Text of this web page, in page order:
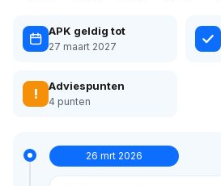
APK geldig tot
27 maart 2027
! Adviespunten
4 punten
26 mrt 2026